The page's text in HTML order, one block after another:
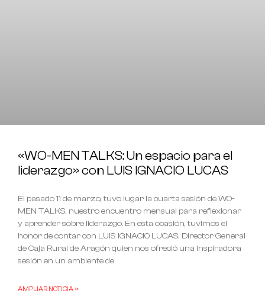
«WO-MEN TALKS: Un espacio para el
liderazgo» con LUIS IGNACIO LUCAS
El pasado 11 de marzo, tuvo lugar la cuarta sesión de WO-
MEN TALKS, nuestro encuentro mensual para reflexionar
y aprender sobre liderazgo. En esta ocasión, tuvimos el
honor de contar con LUIS IGNACIO LUCAS, Director General
de Caja Rural de Aragón quien nos ofreció una inspiradora
sesión en un ambiente de
AMPLIAR NOTICIA »